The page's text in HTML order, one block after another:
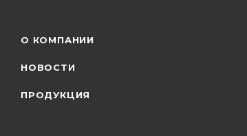
О КОМПАНИИ
НОВОСТИ
ПРОДУКЦИЯ